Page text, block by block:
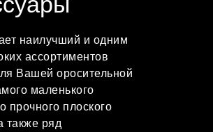
наилучший и одним
ассортиментов
Вашей оросительной
маленького
прочного плоского
также ряд